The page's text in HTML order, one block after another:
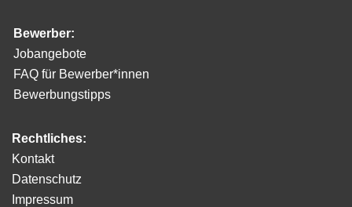
Bewerber:
Jobangebote
FAQ für Bewerber*innen
Bewerbungstipps
Rechtliches:
Kontakt
Datenschutz
Impressum